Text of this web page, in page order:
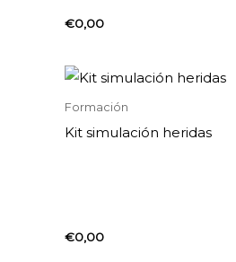
€0,00
Formación
Kit simulación heridas
€0,00